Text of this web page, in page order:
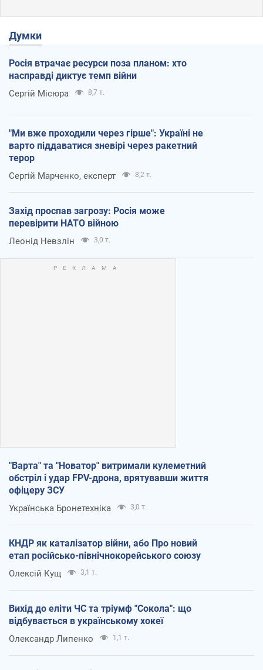
Думки
Росія втрачає ресурси поза планом: хто
насправді диктує темп війни
Сергій Місюра 8,7 т.
"Ми вже проходили через гірше": Україні не
варто піддаватися зневірі через ракетний
терор
Сергій Марченко, експерт 8,2 т.
Захід проспав загрозу: Росія може
перевірити НАТО війною
Леонід Невзлін 3,0 т.
"Варта" та "Новатор" витримали кулеметний
обстріл і удар FPV-дрона, врятувавши життя
офіцеру ЗСУ
Українська Бронетехніка 3,0 т.
КНДР як каталізатор війни, або Про новий
етап російсько-північнокорейського союзу
Олексій Кущ 3,1 т.
Вихід до еліти ЧС та тріумф "Сокола": що
відбувається в українському хокеї
Олександр Липенко 1,1 т.